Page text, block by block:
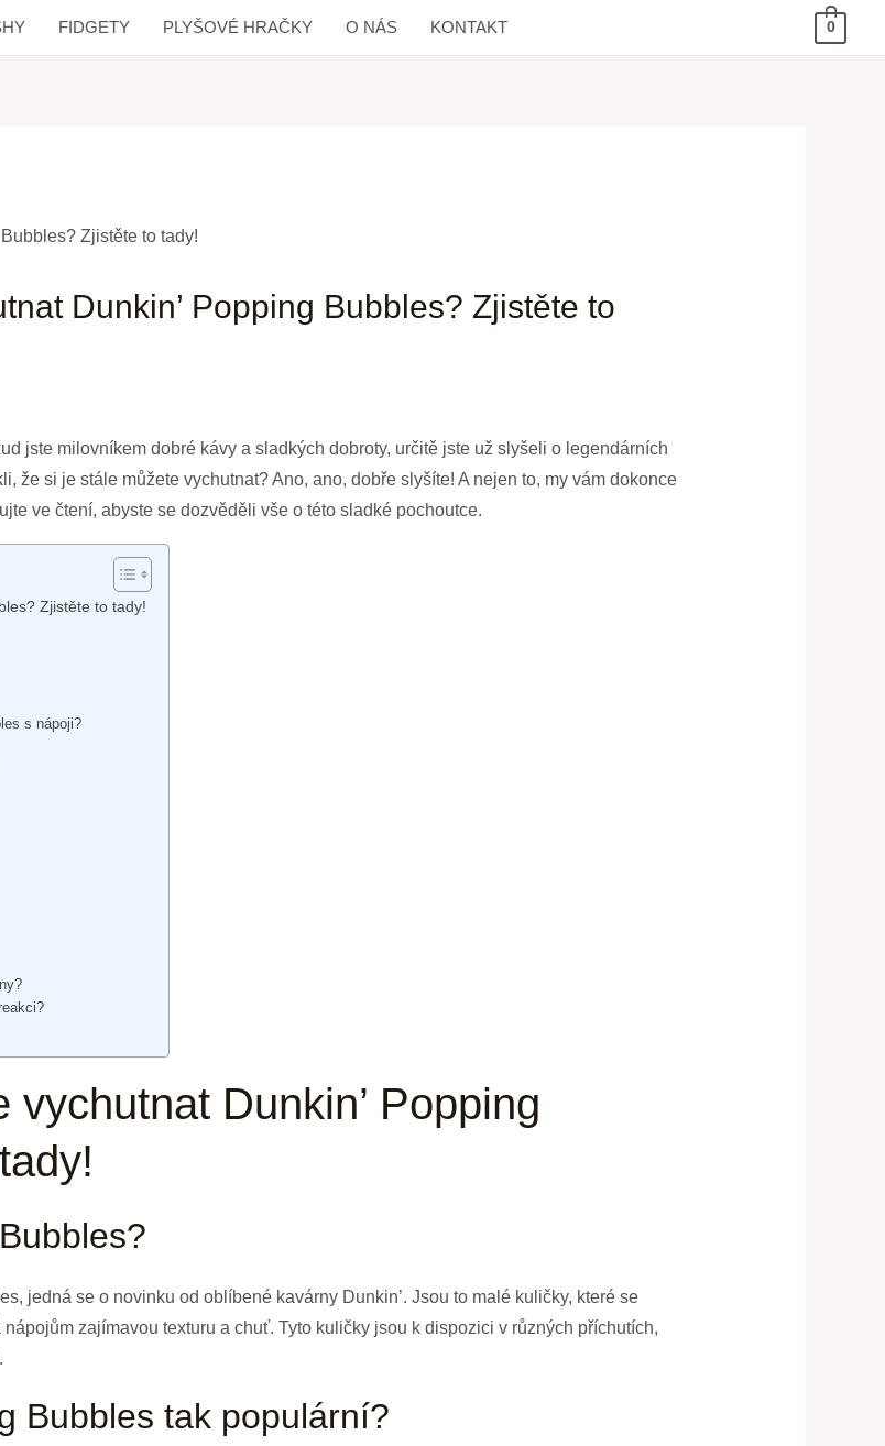
FIDGETY PLYŠOVÉ HRAČKY O NÁS KONTAKT 0
Dunkin’ Popping Bubbles? Zjistěte to
jste milovníkem dobré kávy a sladkých dobroty, určitě jste už slyšeli o legendárních
že si je stále můžete vychutnat? Ano, ano, dobře slyšíte! A nejen to, my vám dokonce
ve čtení, abyste se dozvěděli vše o této sladké pochoutce.
Zjistěte to tady!
s nápoji?
Dunkin’ Popping
jedná se o novinku od oblíbené kavárny Dunkin’. Jsou to malé kuličky, které se
zajímavou texturu a chuť. Tyto kuličky jsou k dispozici v různých příchutích,
Bubbles tak populární?